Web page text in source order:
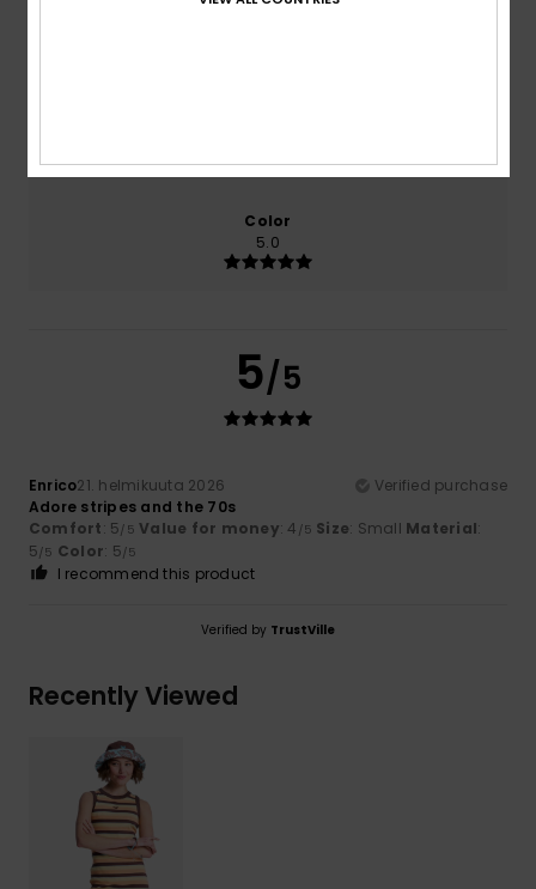
Color
5.0
5/5
Enrico21. helmikuuta 2026
Verified purchase
Adore stripes and the 70s
Comfort: 5/5 Value for money: 4 /5 Size: Small Material:
5/5 Color: 5/5
I recommend this product
Verified by TrustVille
Recently Viewed